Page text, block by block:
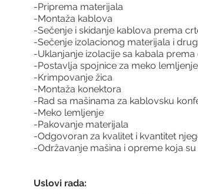
-Priprema materijala
-Montaža kablova
-Sečenje i skidanje kablova prema
-Sečenje izolacionog materijala i
-Uklanjanje izolacije sa kabala prema
-Postavlja spojnice za meko
-Krimpovanje žica
-Montaža konektora
-Rad sa mašinama za kablovsku
-Meko lemljenje
-Pakovanje materijala
-Odgovoran za kvalitet i kvantitet
-Održavanje mašina i opreme koja
Uslovi rada: